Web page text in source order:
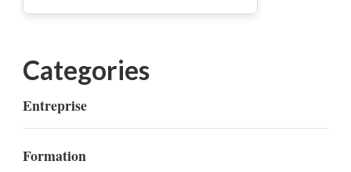
Categories
Entreprise
Formation